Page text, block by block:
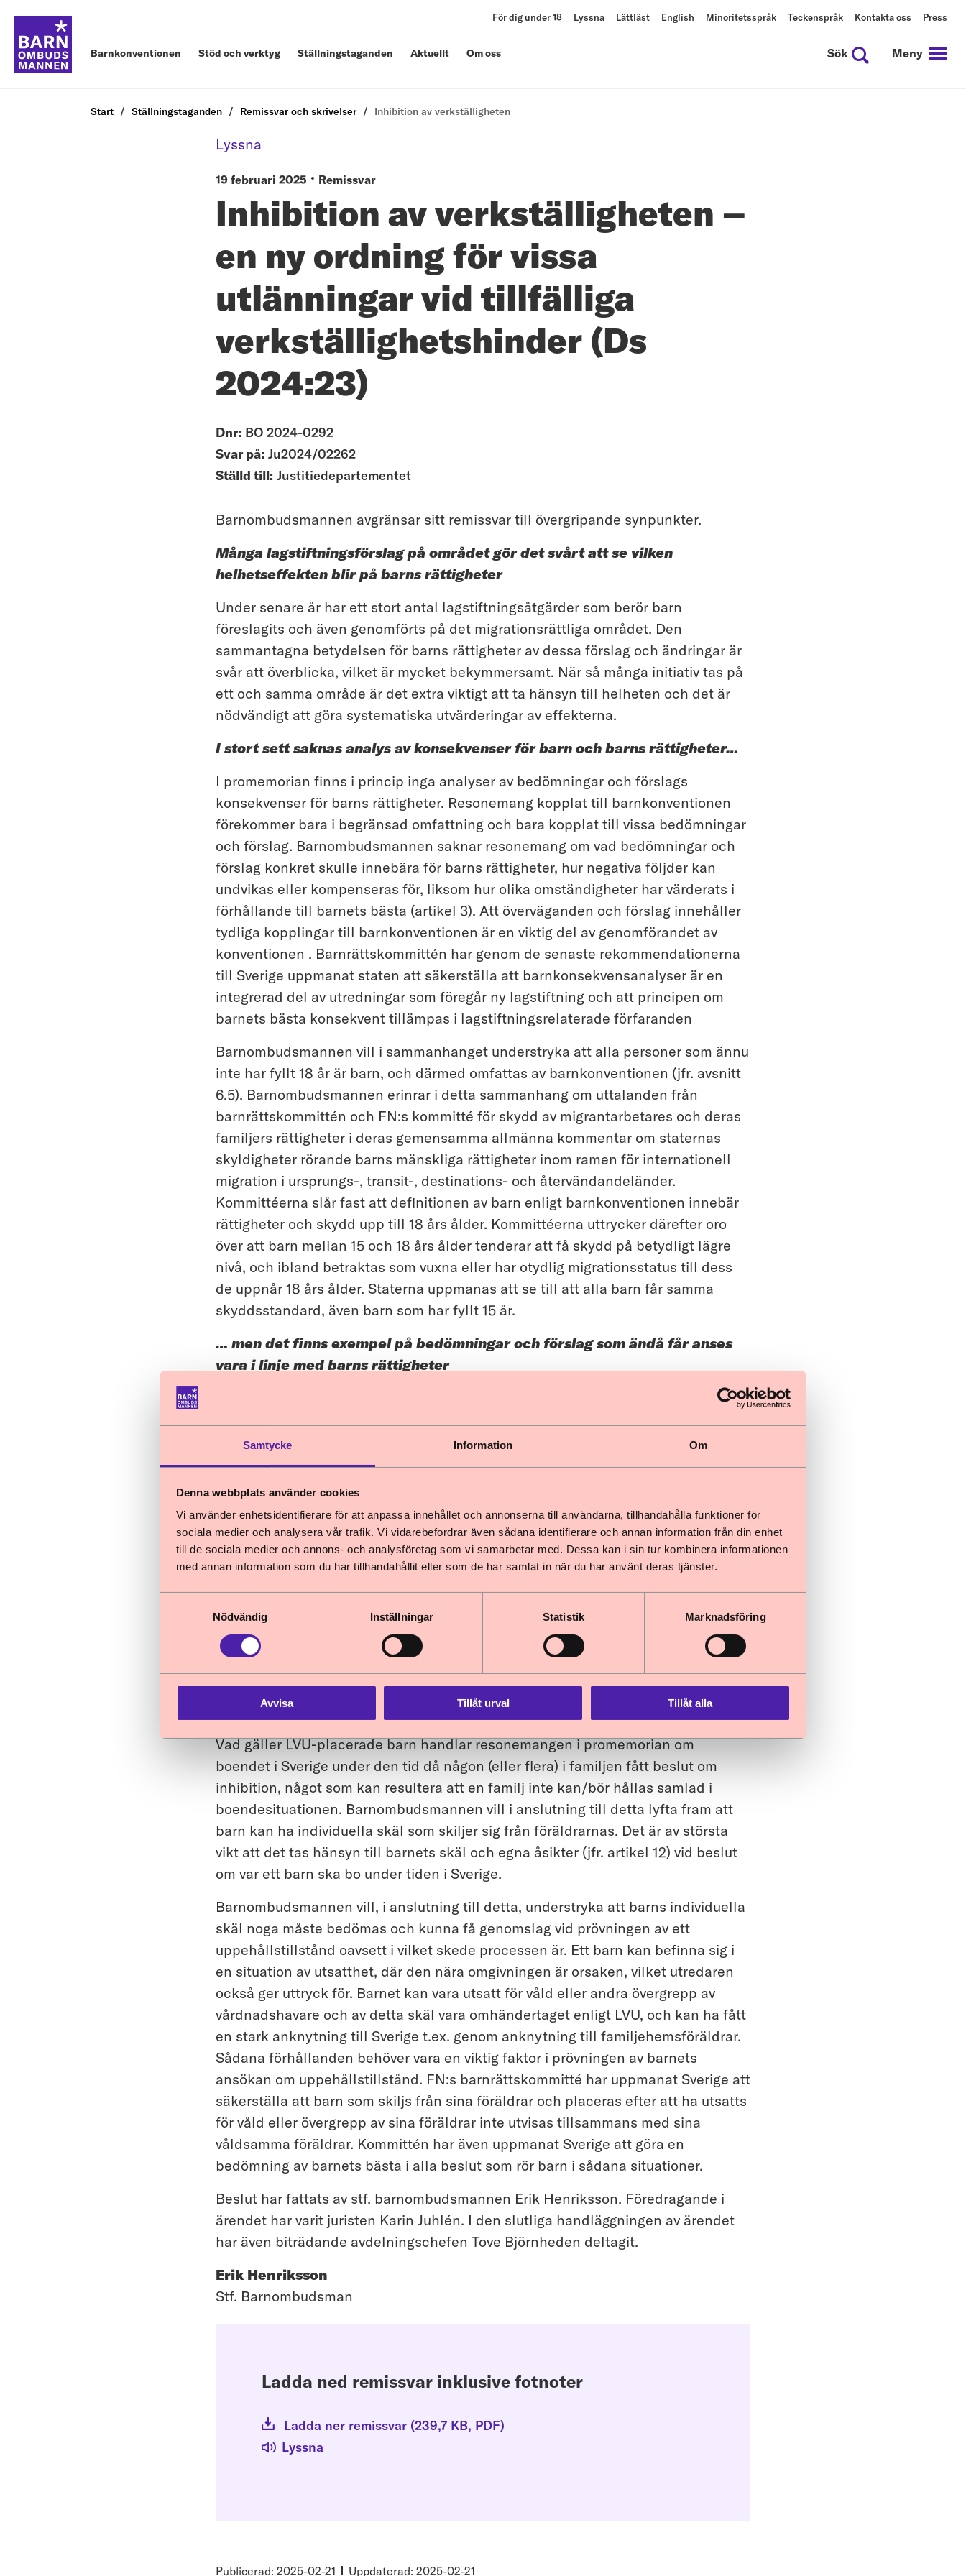
Samtycke Information Om
Denna webbplats använder cookies
Vi använder enhetsidentifierare för att anpassa innehållet och annonserna till användarna, tillhandahålla funktioner för
sociala medier och analysera vår trafik. Vi vidarebefordrar även sådana identifierare och annan information från din enhet
till de sociala medier och annons- och analysföretag som vi samarbetar med. Dessa kan i sin tur kombinera informationen
med annan information som du har tillhandahållit eller som de har samlat in när du har använt deras tjänster.
Nödvändig
Inställningar Statistik Marknadsföring
Avvisa Tillåt urval Tillåt alla
För dig under 18 Lyssna Lättläst English Minoritetsspråk Teckenspråk Kontakta oss Press
Barnkonventionen Stöd och verktyg Ställningstaganden Aktuellt Om oss Sök Meny
Start Ställningstaganden Remissvar och skrivelser Inhibition av verkställigheten
Lyssna
19 februari 2025 Remissvar
Inhibition av verkställigheten –
en ny ordning för vissa
utlänningar vid tillfälliga
verkställighetshinder (Ds
2024:23)
Dnr: BO 2024-0292
Svar på: Ju2024/02262
Ställd till: Justitiedepartementet
Barnombudsmannen avgränsar sitt remissvar till övergripande synpunkter.
Många lagstiftningsförslag på området gör det svårt att se vilken
helhetseffekten blir på barns rättigheter
Under senare år har ett stort antal lagstiftningsåtgärder som berör barn
föreslagits och även genomförts på det migrationsrättliga området. Den
sammantagna betydelsen för barns rättigheter av dessa förslag och ändringar är
svår att överblicka, vilket är mycket bekymmersamt. När så många initiativ tas på
ett och samma område är det extra viktigt att ta hänsyn till helheten och det är
nödvändigt att göra systematiska utvärderingar av effekterna.
I stort sett saknas analys av konsekvenser för barn och barns rättigheter…
I promemorian finns i princip inga analyser av bedömningar och förslags
konsekvenser för barns rättigheter. Resonemang kopplat till barnkonventionen
förekommer bara i begränsad omfattning och bara kopplat till vissa bedömningar
och förslag. Barnombudsmannen saknar resonemang om vad bedömningar och
förslag konkret skulle innebära för barns rättigheter, hur negativa följder kan
undvikas eller kompenseras för, liksom hur olika omständigheter har värderats i
förhållande till barnets bästa (artikel 3). Att överväganden och förslag innehåller
tydliga kopplingar till barnkonventionen är en viktig del av genomförandet av
konventionen . Barnrättskommittén har genom de senaste rekommendationerna
till Sverige uppmanat staten att säkerställa att barnkonsekvensanalyser är en
integrerad del av utredningar som föregår ny lagstiftning och att principen om
barnets bästa konsekvent tillämpas i lagstiftningsrelaterade förfaranden
Barnombudsmannen vill i sammanhanget understryka att alla personer som ännu
inte har fyllt 18 år är barn, och därmed omfattas av barnkonventionen (jfr. avsnitt
6.5). Barnombudsmannen erinrar i detta sammanhang om uttalanden från
barnrättskommittén och FN:s kommitté för skydd av migrantarbetares och deras
familjers rättigheter i deras gemensamma allmänna kommentar om staternas
skyldigheter rörande barns mänskliga rättigheter inom ramen för internationell
migration i ursprungs-, transit-, destinations- och återvändandeländer.
Kommittéerna slår fast att definitionen av barn enligt barnkonventionen innebär
rättigheter och skydd upp till 18 års ålder. Kommittéerna uttrycker därefter oro
över att barn mellan 15 och 18 års ålder tenderar att få skydd på betydligt lägre
nivå, och ibland betraktas som vuxna eller har otydlig migrationsstatus till dess
de uppnår 18 års ålder. Staterna uppmanas att se till att alla barn får samma
skyddsstandard, även barn som har fyllt 15 år.
… men det finns exempel på bedömningar och förslag som ändå får anses
vara i linje med barns rättigheter
5.21.2. Barn ska inte drabbas t.ex. om en förälder har gjort sig skyldig till grov
brottslighet som leder till ett beslut om inhibition för föräldern. Detta får antas
vara i linje med barnets bästa. Barnombudsmannen vill dock framhålla att ett
tydligare beaktande av barnets rättigheter ger ett mer gediget underlag inför ett
kommande lagstiftningsarbete och säkerställer att barnets rättigheter beaktas
och barnets bästa tillmäts särskild vikt. Det är en brist att detta inte har gjorts.
som har fått beslut om inhibition kan vara olämplig att bo tillsammans med sin
familj, t.ex. efter att ha begått brott mot familjemedlemmar. I promemorian nämns
bestämmelser om vård av unga, LVU. Men även i detta fall hade en tydligare
analys i förhållande till barnets rättigheter behövt göras.
Vad gäller LVU-placerade barn handlar resonemangen i promemorian om
boendet i Sverige under den tid då någon (eller flera) i familjen fått beslut om
inhibition, något som kan resultera att en familj inte kan/bör hållas samlad i
boendesituationen. Barnombudsmannen vill i anslutning till detta lyfta fram att
barn kan ha individuella skäl som skiljer sig från föräldrarnas. Det är av största
vikt att det tas hänsyn till barnets skäl och egna åsikter (jfr. artikel 12) vid beslut
om var ett barn ska bo under tiden i Sverige.
Barnombudsmannen vill, i anslutning till detta, understryka att barns individuella
skäl noga måste bedömas och kunna få genomslag vid prövningen av ett
uppehållstillstånd oavsett i vilket skede processen är. Ett barn kan befinna sig i
en situation av utsatthet, där den nära omgivningen är orsaken, vilket utredaren
också ger uttryck för. Barnet kan vara utsatt för våld eller andra övergrepp av
vårdnadshavare och av detta skäl vara omhändertaget enligt LVU, och kan ha fått
en stark anknytning till Sverige t.ex. genom anknytning till familjehemsföräldrar.
Sådana förhållanden behöver vara en viktig faktor i prövningen av barnets
ansökan om uppehållstillstånd. FN:s barnrättskommitté har uppmanat Sverige att
säkerställa att barn som skiljs från sina föräldrar och placeras efter att ha utsatts
för våld eller övergrepp av sina föräldrar inte utvisas tillsammans med sina
våldsamma föräldrar. Kommittén har även uppmanat Sverige att göra en
bedömning av barnets bästa i alla beslut som rör barn i sådana situationer.
Beslut har fattats av stf. barnombudsmannen Erik Henriksson. Föredragande i
ärendet har varit juristen Karin Juhlén. I den slutliga handläggningen av ärendet
har även biträdande avdelningschefen Tove Björnheden deltagit.
Erik Henriksson
Stf. Barnombudsman
Ladda ned remissvar inklusive fotnoter
Ladda ner remissvar (239,7 KB, PDF)
Lyssna
Publicerad: 2025-02-21 Uppdaterad: 2025-02-21